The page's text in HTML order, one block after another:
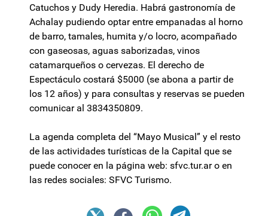
Catuchos y Dudy Heredia. Habrá gastronomía de
Achalay pudiendo optar entre empanadas al horno
de barro, tamales, humita y/o locro, acompañado
con gaseosas, aguas saborizadas, vinos
catamarqueños o cervezas. El derecho de
Espectáculo costará $5000 (se abona a partir de
los 12 años) y para consultas y reservas se pueden
comunicar al 3834350809.
La agenda completa del “Mayo Musical” y el resto
de las actividades turísticas de la Capital que se
puede conocer en la página web: sfvc.tur.ar o en
las redes sociales: SFVC Turismo.